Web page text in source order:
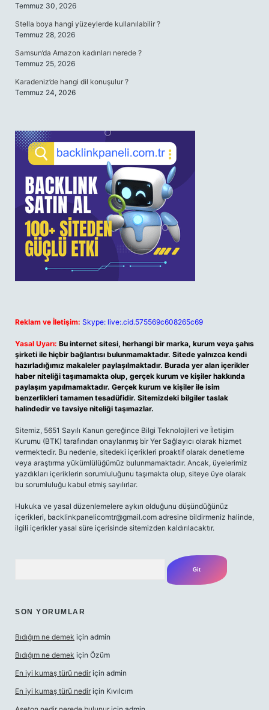
Temmuz 30, 2026
Stella boya hangi yüzeylerde kullanılabilir ?
Temmuz 28, 2026
Samsun’da Amazon kadınları nerede ?
Temmuz 25, 2026
Karadeniz’de hangi dil konuşulur ?
Temmuz 24, 2026
Reklam ve İletişim: Skype: live:.cid.575569c608265c69
Yasal Uyarı: Bu internet sitesi, herhangi bir marka, kurum veya şahıs
şirketi ile hiçbir bağlantısı bulunmamaktadır. Sitede yalnızca kendi
hazırladığımız makaleler paylaşılmaktadır. Burada yer alan içerikler
haber niteliği taşımamakta olup, gerçek kurum ve kişiler hakkında
paylaşım yapılmamaktadır. Gerçek kurum ve kişiler ile isim
benzerlikleri tamamen tesadüfidir. Sitemizdeki bilgiler taslak
halindedir ve tavsiye niteliği taşımazlar.
Sitemiz, 5651 Sayılı Kanun gereğince Bilgi Teknolojileri ve İletişim
Kurumu (BTK) tarafından onaylanmış bir Yer Sağlayıcı olarak hizmet
vermektedir. Bu nedenle, sitedeki içerikleri proaktif olarak denetleme
veya araştırma yükümlülüğümüz bulunmamaktadır. Ancak, üyelerimiz
yazdıkları içeriklerin sorumluluğunu taşımakta olup, siteye üye olarak
bu sorumluluğu kabul etmiş sayılırlar.
Hukuka ve yasal düzenlemelere aykırı olduğunu düşündüğünüz
içerikleri, backlinkpanelicomtr@gmail.com adresine bildirmeniz halinde,
ilgili içerikler yasal süre içerisinde sitemizden kaldırılacaktır.
SON YORUMLAR
Bıdığım ne demek için admin
Bıdığım ne demek için Özüm
En iyi kumaş türü nedir için admin
En iyi kumaş türü nedir için Kıvılcım